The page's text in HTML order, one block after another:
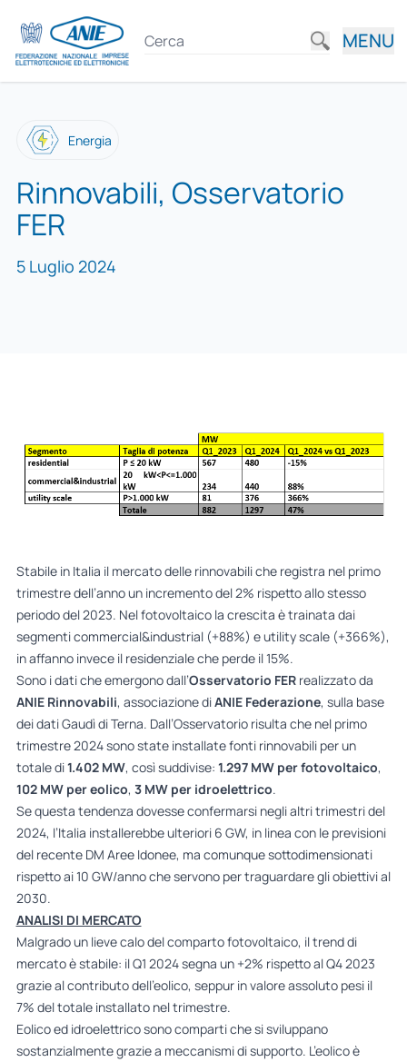
MENU
Energia
Rinnovabili, Osservatorio
FER
5 Luglio 2024
Stabile in Italia il mercato delle rinnovabili che registra nel primo
trimestre dell’anno un incremento del 2% rispetto allo stesso
periodo del 2023. Nel fotovoltaico la crescita è trainata dai
segmenti commercial&industrial (+88%) e utility scale (+366%),
in affanno invece il residenziale che perde il 15%.
Sono i dati che emergono dall’Osservatorio FERrealizzato da
ANIE Rinnovabili, associazione diANIE Federazione, sulla base
dei dati Gaudì di Terna. Dall’Osservatorio risulta che nel primo
trimestre 2024 sono state installate fonti rinnovabili per un
totale di1.402 MW, così suddivise: 1.297 MW per fotovoltaico,
102 MW per eolico, 3 MW per idroelettrico.
Se questa tendenza dovesse confermarsi negli altri trimestri del
2024, l’Italia installerebbe ulteriori 6 GW, in linea con le previsioni
del recente DM Aree Idonee, ma comunque sottodimensionati
rispetto ai 10 GW/anno che servono per traguardare gli obiettivi al
2030.
ANALISI DI MERCATO
Malgrado un lieve calo del comparto fotovoltaico, il trend di
mercato è stabile: il Q1 2024 segna un +2% rispetto al Q4 2023
grazie al contributo dell’eolico, seppur in valore assoluto pesi il
7% del totale installato nel trimestre.
Eolico ed idroelettrico sono comparti che si sviluppano
sostanzialmente grazie a meccanismi di supporto. L’eolico è